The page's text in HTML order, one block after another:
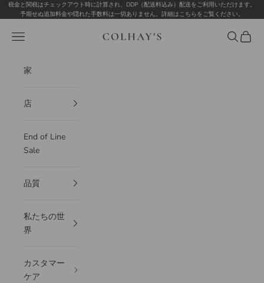
コンテンツへスキップ
税金と関税はチェックアウト時に計算され、DDP（配送料込み）配送をご利用いただけます。
予期せぬ追加料金や隠れた手数料は一切ありません。 詳細はこちらをご覧ください。
Colhay's
メニュー 検索カート
家
店
End of Line
Sale
品質
私たちの世
界
カスタマー
ケア